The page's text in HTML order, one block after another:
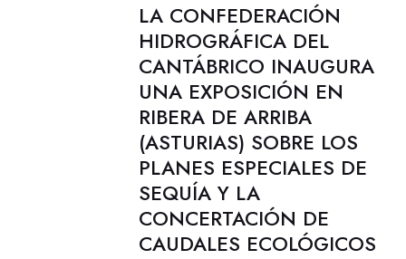
LA CONFEDERACIÓN
HIDROGRÁFICA DEL
CANTÁBRICO INAUGURA
UNA EXPOSICIÓN EN
RIBERA DE ARRIBA
(ASTURIAS) SOBRE LOS
PLANES ESPECIALES DE
SEQUÍA Y LA
CONCERTACIÓN DE
CAUDALES ECOLÓGICOS